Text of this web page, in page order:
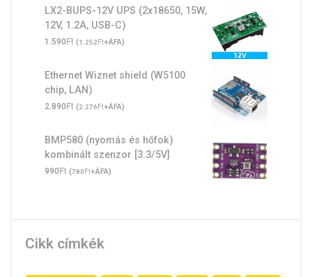
LX2-BUPS-12V UPS (2x18650, 15W,
12V, 1.2A, USB-C)
1.590Ft (1.252Ft+ÁFA)
Ethernet Wiznet shield (W5100
chip, LAN)
2.890Ft (2.276Ft+ÁFA)
BMP580 (nyomás és hőfok)
kombinált szenzor [3.3/5V]
990Ft (780Ft+ÁFA)
Cikk címkék